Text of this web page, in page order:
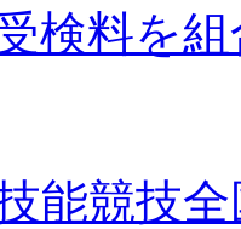
検料を組
能競技